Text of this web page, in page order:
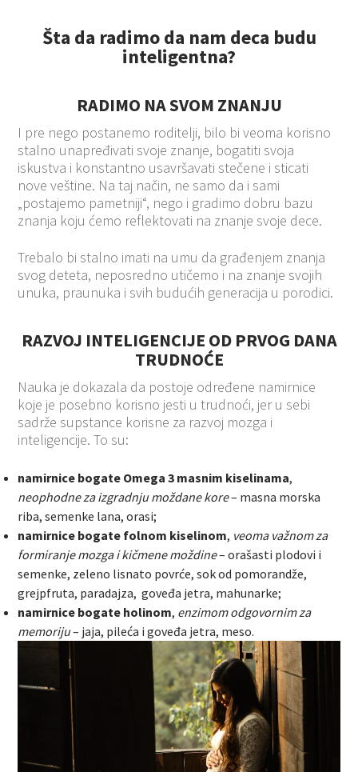
Šta da radimo da nam deca budu
inteligentna?
RADIMO NA SVOM ZNANJU
I pre nego postanemo roditelji, bilo bi veoma korisno
stalno unapređivati svoje znanje, bogatiti svoja
iskustva i konstantno usavršavati stečene i sticati
nove veštine. Na taj način, ne samo da i sami
„postajemo pametniji“, nego i gradimo dobru bazu
znanja koju ćemo reflektovati na znanje svoje dece.
Trebalo bi stalno imati na umu da građenjem znanja
svog deteta, neposredno utičemo i na znanje svojih
unuka, praunuka i svih budućih generacija u porodici.
RAZVOJ INTELIGENCIJE OD PRVOG DANA
TRUDNOĆE
Nauka je dokazala da postoje određene namirnice
koje je posebno korisno jesti u trudnoći, jer u sebi
sadrže supstance korisne za razvoj mozga i
inteligencije. To su:
namirnice bogate Omega 3 masnim kiselinama,
neophodne za izgradnju moždane kore– masna morska
riba, semenke lana, orasi;
namirnice bogate folnom kiselinom, veoma važnom za
formiranje mozga i kičmene moždine– orašasti plodovi i
semenke, zeleno lisnato povrće, sok od pomorandže,
grejpfruta, paradajza, goveđa jetra, mahunarke;
namirnice bogate holinom, enzimom odgovornim za
memoriju– jaja, pileća i goveđa jetra, meso.